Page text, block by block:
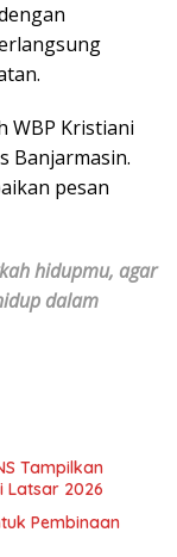
WBP Kristiani
Banjarmasin.
pesan
hidupmu, agar
dalam
Tampilkan
Latsar 2026
Pembinaan